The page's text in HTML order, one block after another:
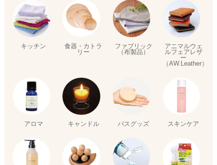
キッチン
食器・カトラ
リー
ファブリック
（布製品）
アニマルウェ
ルフェアレザ
ー
（AW.Leather）
アロマ キャンドル バスグッズ スキンケア